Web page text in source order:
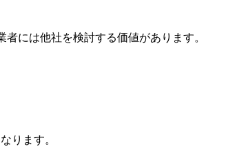
には他社を検討する価値があります。
ります。